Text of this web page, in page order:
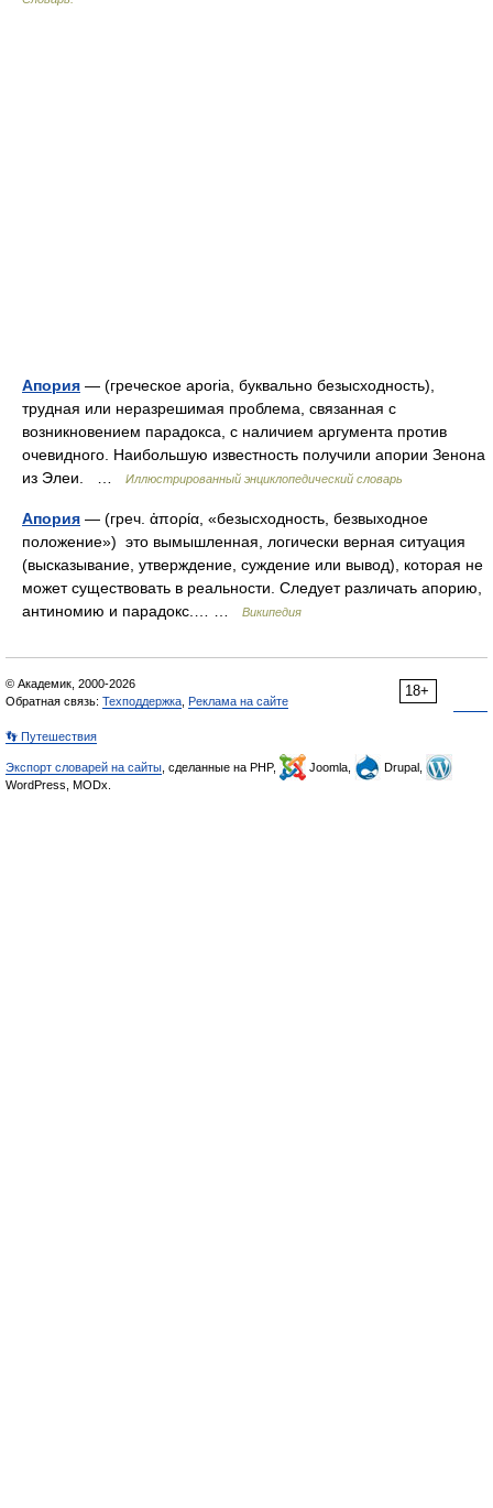
Апория — (греческое aporia, буквально безысходность),
трудная или неразрешимая проблема, связанная с
возникновением парадокса, с наличием аргумента против
очевидного. Наибольшую известность получили апории Зенона
из Элеи. …
Иллюстрированный энциклопедический словарь
Апория — (греч. ἀπορία, «безысходность, безвыходное
положение») это вымышленная, логически верная ситуация
(высказывание, утверждение, суждение или вывод), которая не
может существовать в реальности. Следует различать апорию,
антиномию и парадокс.… …
Википедия
18+
© Академик, 2000-2026
Обратная связь: Техподдержка Реклама на сайте
👣 Путешествия
Экспорт словарей на сайты , сделанные на PHP, Joomla,
Drupal,
WordPress, MODx.